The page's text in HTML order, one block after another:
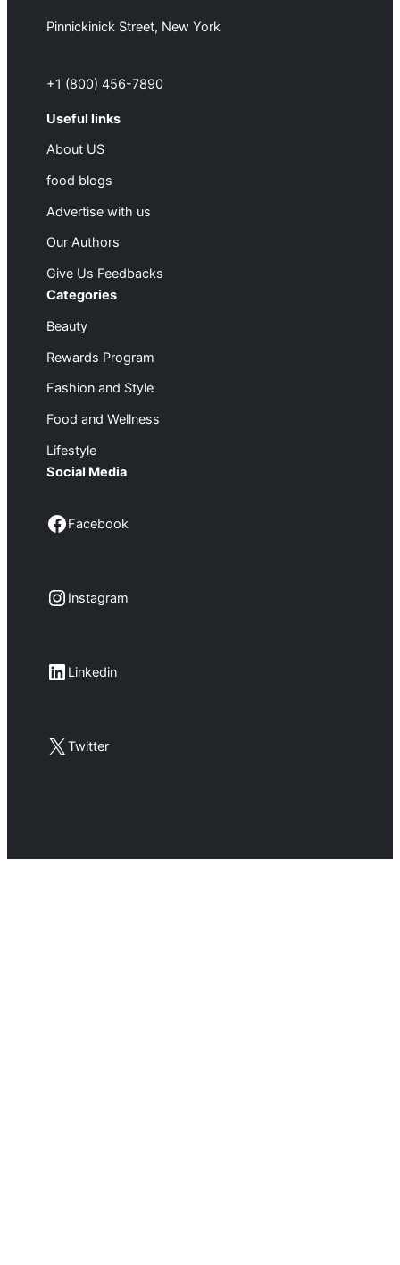
Pinnickinick Street, New York
+1 (800) 456-7890
Useful links
About US
food blogs
Advertise with us
Our Authors
Give Us Feedbacks
Categories
Beauty
Rewards Program
Fashion and Style
Food and Wellness
Lifestyle
Social Media
Facebook Facebook
Instagram Instagram
LinkedIn Linkedin
X Twitter